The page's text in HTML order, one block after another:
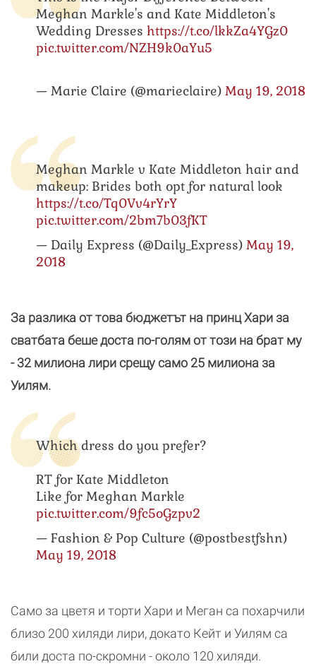
Meghan Markle's and Kate Middleton's
Wedding Dresses https://t.co/lkkZa4YGz0
pic.twitter.com/NZH9k0aYu5
— Marie Claire (@marieclaire) May 19, 2018
Meghan Markle v Kate Middleton hair and
makeup: Brides both opt for natural look
https://t.co/Tq0Vv4rYrY
pic.twitter.com/2bm7b03fKT
— Daily Express (@Daily_Express) May 19,
2018
За разлика от това бюджетът на принц Хари за
сватбата беше доста по-голям от този на брат му
- 32 милиона лири срещу само 25 милиона за
Уилям.
Which dress do you prefer?
RT for Kate Middleton
Like for Meghan Markle
pic.twitter.com/9fc5oGzpv2
— Fashion & Pop Culture (@postbestfshn)
May 19, 2018
Само за цветя и торти Хари и Меган са похарчили
близо 200 хиляди лири, докато Кейт и Уилям са
били доста по-скромни - около 120 хиляди.